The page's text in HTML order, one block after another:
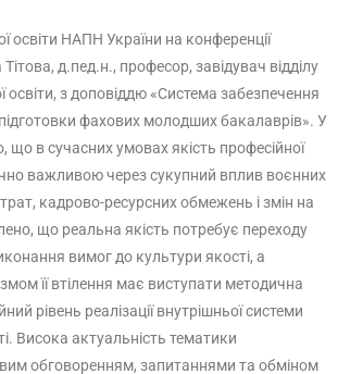
освіти НАПН України на конференції
д.пед.н., професор, завідувач відділу
освіти, з доповіддю «Система забезпечення
підготовки фахових молодших бакалаврів». У
що в сучасних умовах якість професійної
важливою через сукупний вплив воєнних
кадрово-ресурсних обмежень і змін на
що реальна якість потребує переходу
вимог до культури якості, а
її втілення має виступати методична
рівень реалізації внутрішньої системи
Висока актуальність тематики
обговоренням, запитаннями та обміном